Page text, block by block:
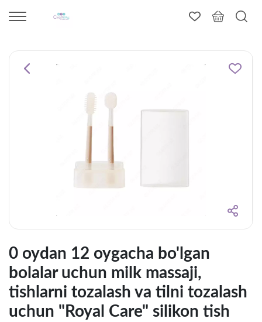
0 oydan 12 oygacha bo'lgan
bolalar uchun milk massaji,
tishlarni tozalash va tilni tozalash
uchun "Royal Care" silikon tish